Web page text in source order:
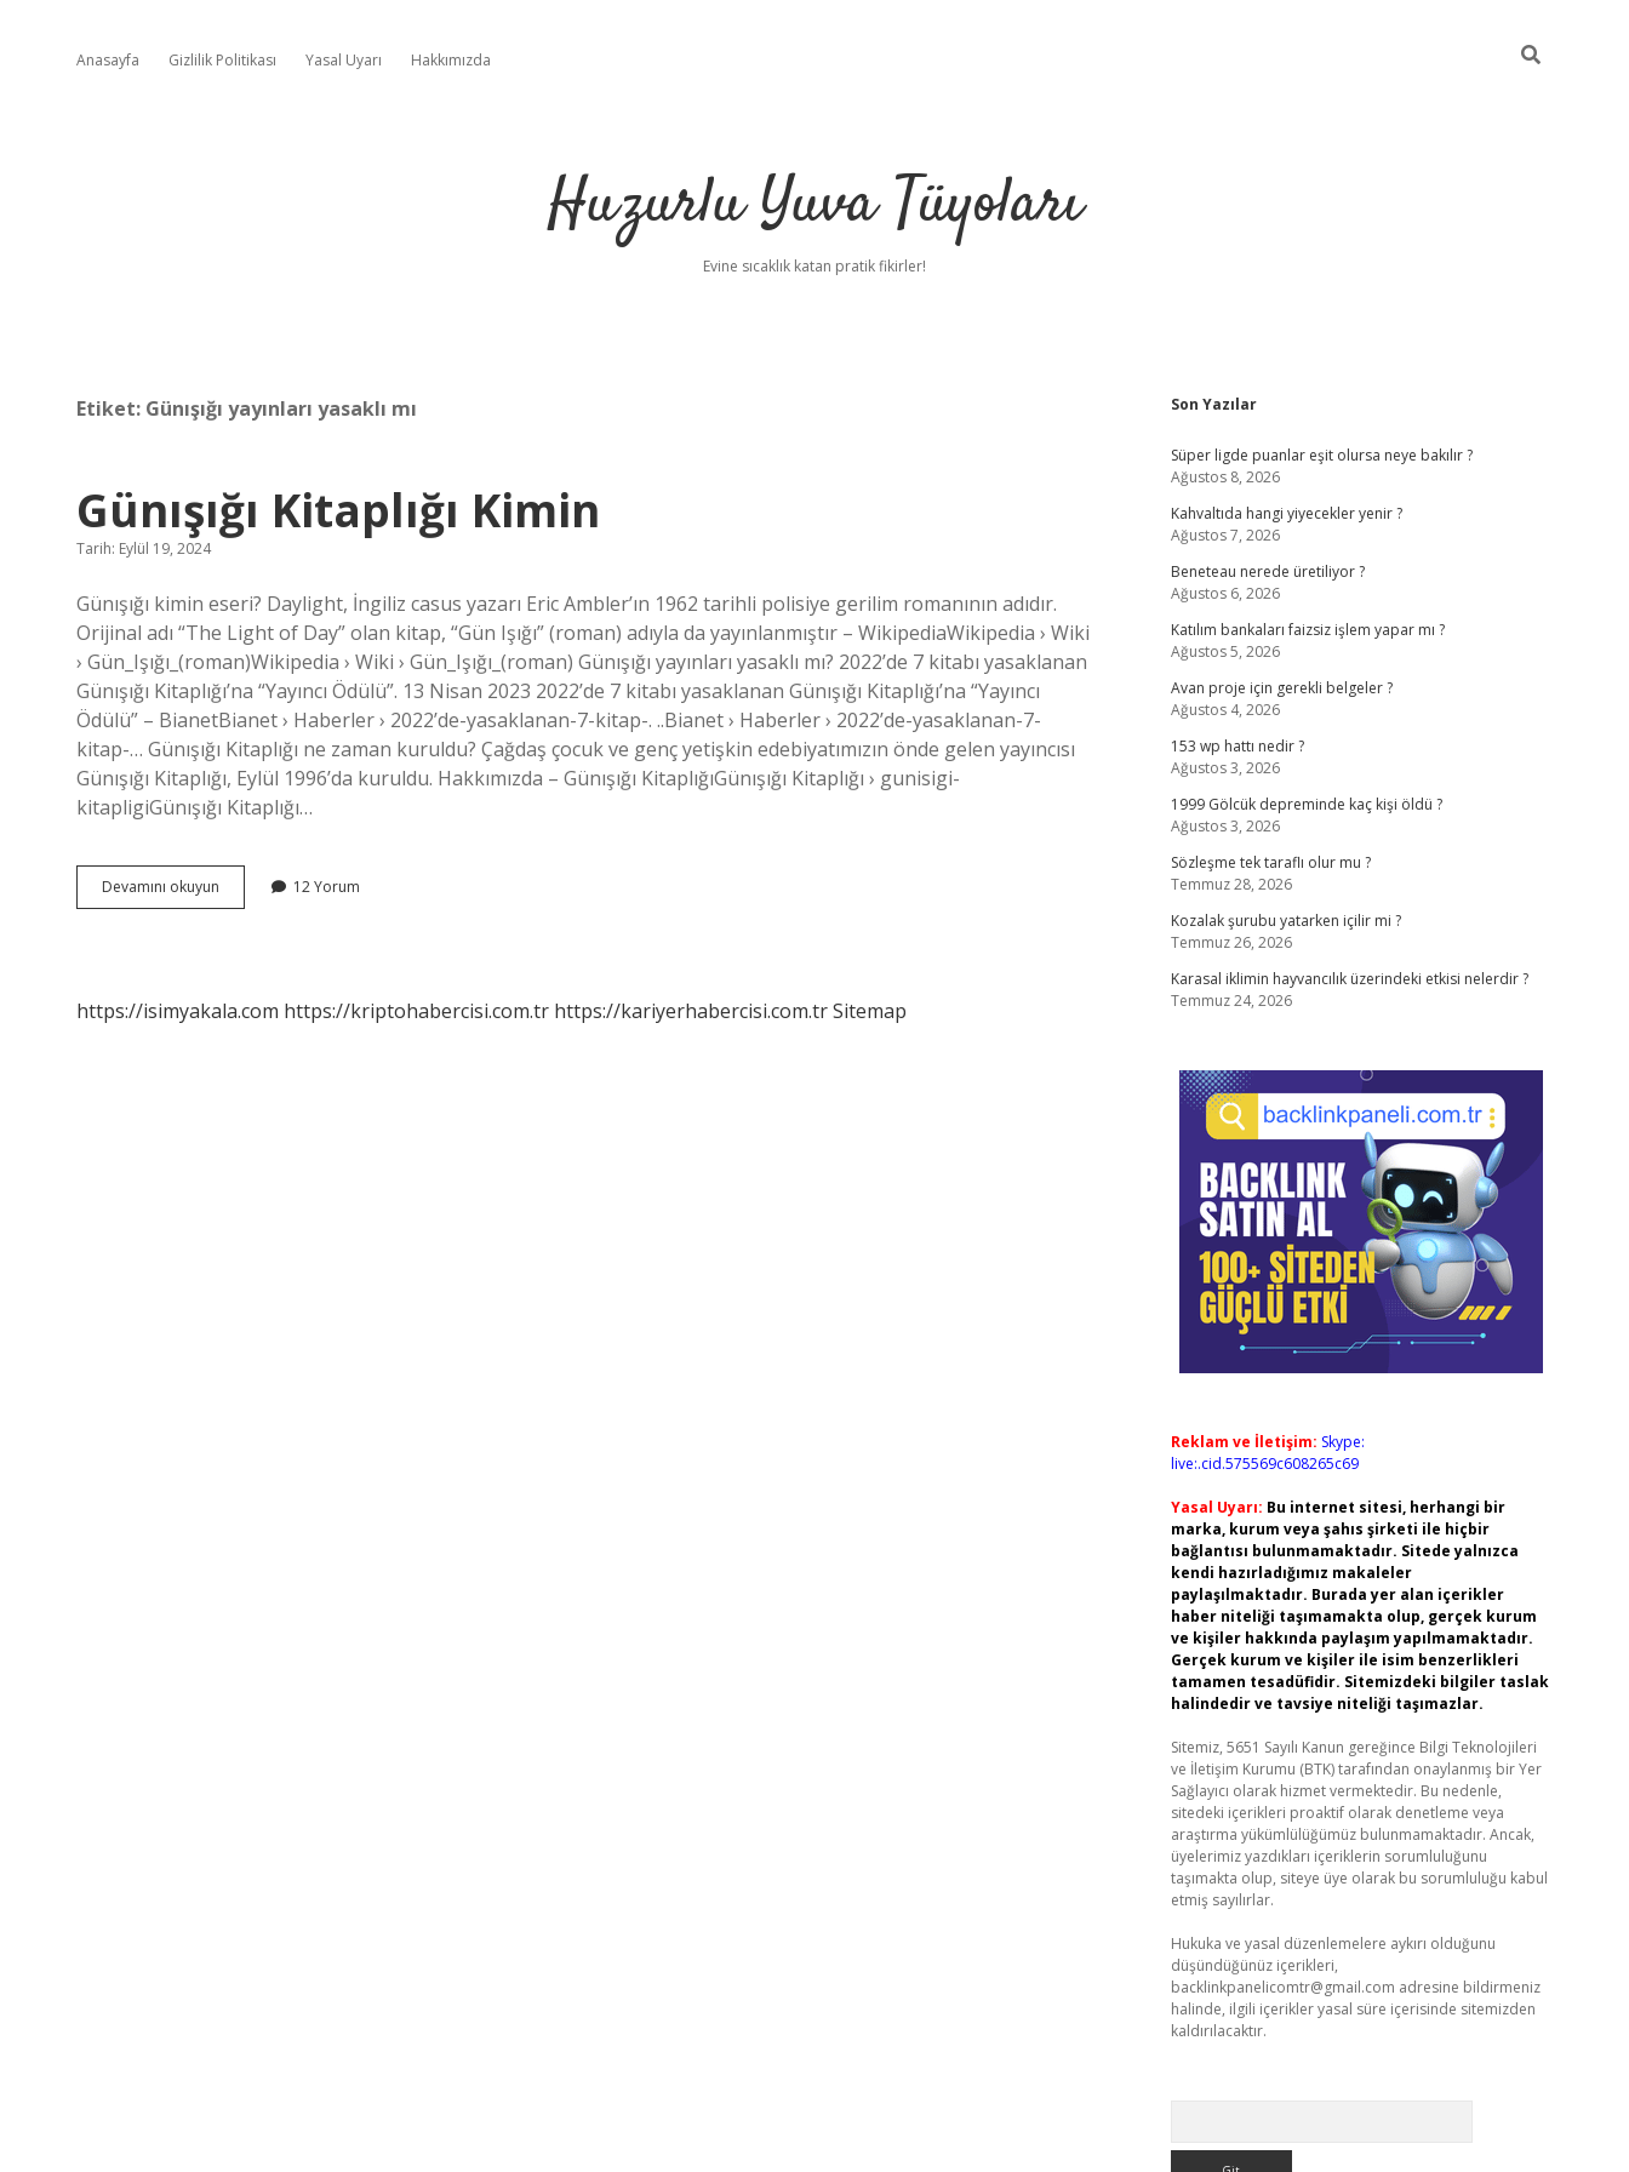
Anasayfa Gizlilik Politikası Yasal Uyarı Hakkımızda
Huzurlu Yuva Tüyoları
Evine sıcaklık katan pratik fikirler!
Etiket: Günışığı yayınları yasaklı mı
Günışığı Kitaplığı Kimin
Tarih: Eylül 19, 2024
Günışığı kimin eseri? Daylight, İngiliz casus yazarı Eric Ambler’ın 1962 tarihli polisiye gerilim romanının adıdır.
Orijinal adı “The Light of Day” olan kitap, “Gün Işığı” (roman) adıyla da yayınlanmıştır – WikipediaWikipedia › Wiki
› Gün_Işığı_(roman)Wikipedia › Wiki › Gün_Işığı_(roman) Günışığı yayınları yasaklı mı? 2022’de 7 kitabı yasaklanan
Günışığı Kitaplığı’na “Yayıncı Ödülü”. 13 Nisan 2023 2022’de 7 kitabı yasaklanan Günışığı Kitaplığı’na “Yayıncı
Ödülü” – BianetBianet › Haberler › 2022’de-yasaklanan-7-kitap-. ..Bianet › Haberler › 2022’de-yasaklanan-7-
kitap-… Günışığı Kitaplığı ne zaman kuruldu? Çağdaş çocuk ve genç yetişkin edebiyatımızın önde gelen yayıncısı
Günışığı Kitaplığı, Eylül 1996’da kuruldu. Hakkımızda – Günışığı KitaplığıGünışığı Kitaplığı › gunisigi-
kitapligiGünışığı Kitaplığı…
Devamını okuyun Günışığı
Kitaplığı
12 Yorum
https://isimyakala.com https://kriptohabercisi.com.tr https://kariyerhabercisi.com.trSitemap
Sidebar
Son Yazılar
Süper ligde puanlar eşit olursa neye bakılır ?
Ağustos 8, 2026
Kahvaltıda hangi yiyecekler yenir ?
Ağustos 7, 2026
Beneteau nerede üretiliyor ?
Ağustos 6, 2026
Katılım bankaları faizsiz işlem yapar mı ?
Ağustos 5, 2026
Avan proje için gerekli belgeler ?
Ağustos 4, 2026
153 wp hattı nedir ?
Ağustos 3, 2026
1999 Gölcük depreminde kaç kişi öldü ?
Ağustos 3, 2026
Sözleşme tek taraflı olur mu ?
Temmuz 28, 2026
Kozalak şurubu yatarken içilir mi ?
Temmuz 26, 2026
Karasal iklimin hayvancılık üzerindeki etkisi nelerdir ?
Temmuz 24, 2026
Reklam ve İletişim: Skype:
live:.cid.575569c608265c69
Yasal Uyarı: Bu internet sitesi, herhangi bir
marka, kurum veya şahıs şirketi ile hiçbir
bağlantısı bulunmamaktadır. Sitede yalnızca
kendi hazırladığımız makaleler
paylaşılmaktadır. Burada yer alan içerikler
haber niteliği taşımamakta olup, gerçek kurum
ve kişiler hakkında paylaşım yapılmamaktadır.
Gerçek kurum ve kişiler ile isim benzerlikleri
tamamen tesadüfidir. Sitemizdeki bilgiler taslak
halindedir ve tavsiye niteliği taşımazlar.
Sitemiz, 5651 Sayılı Kanun gereğince Bilgi Teknolojileri
ve İletişim Kurumu (BTK) tarafından onaylanmış bir Yer
Sağlayıcı olarak hizmet vermektedir. Bu nedenle,
sitedeki içerikleri proaktif olarak denetleme veya
araştırma yükümlülüğümüz bulunmamaktadır. Ancak,
üyelerimiz yazdıkları içeriklerin sorumluluğunu
taşımakta olup, siteye üye olarak bu sorumluluğu kabul
etmiş sayılırlar.
Hukuka ve yasal düzenlemelere aykırı olduğunu
düşündüğünüz içerikleri,
backlinkpanelicomtr@gmail.com adresine bildirmeniz
halinde, ilgili içerikler yasal süre içerisinde sitemizden
kaldırılacaktır.